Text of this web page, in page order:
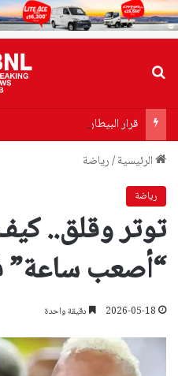
قرار البيطار يقترب… توقيفات
الرئيسية/رياضة
رياضة
توتر وقلق..
“أصعب ساعة”
2026-05-18 دقيقة واحدة